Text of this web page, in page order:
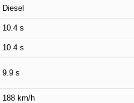
Diesel
10.4 s
10.4 s
9.9 s
188 km/h